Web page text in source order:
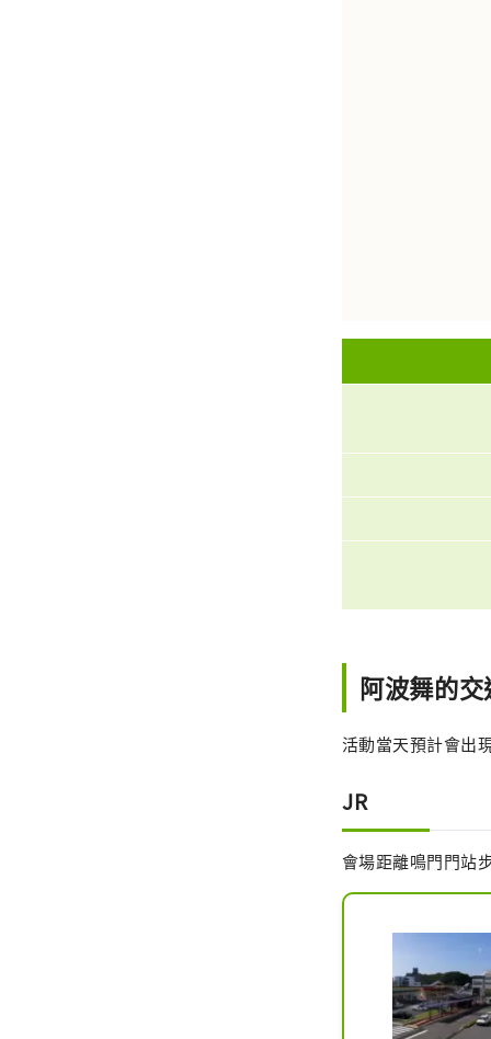
阿波舞的
活動當天預計會出
JR
會場距離鳴門門站